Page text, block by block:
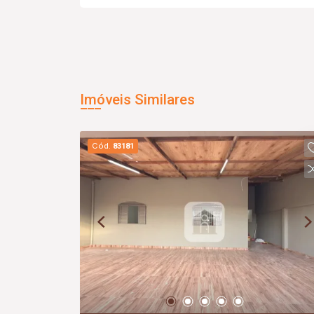
Imóveis Similares
Cód. 83181